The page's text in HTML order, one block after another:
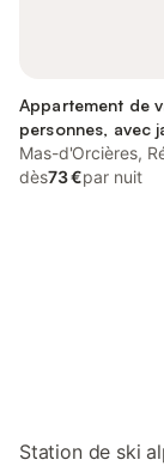
Appartement de
personnes, avec
Mas-d'Orcières,
dès73 €par nuit
Station de ski